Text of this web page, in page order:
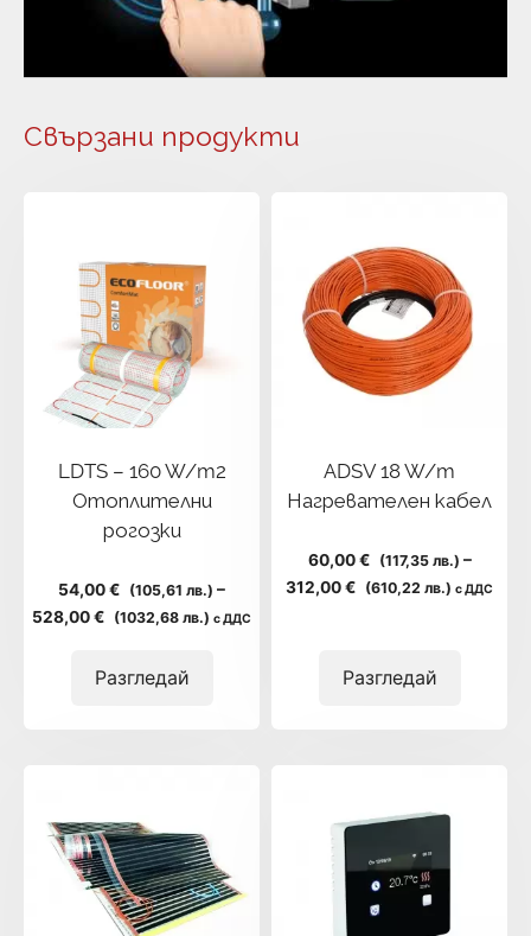
Свързани продукти
LDTS – 160 W/m2
Отоплителни
рогозки
54,00 € (105,61 лв.) –
528,00 € (1032,68 лв.) Price
с ДДС
Разгледай
ADSV 18 W/m
Нагревателен кабел
60,00 € (117,35 лв.) –
312,00 € (610,22 лв.) Price
с ДДС
Разгледай